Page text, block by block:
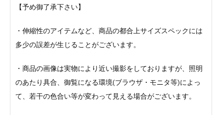
【予め御了承下さい】
・伸縮性のアイテムなど、商品の都合上サイズスペックには
多少の誤差が生じることがございます。
・商品の画像は実物により近い撮影をしておりますが、照明
のあたり具合、御覧になる環境(ブラウザ・モニタ等)によっ
て、若干の色合い等が変わって見える場合がございます。